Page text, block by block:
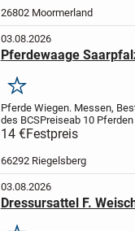
gerne nochmal genau
Stabile Ausführung. Nicht
26802 Moormerland
03.08.2026
Pferdewaage
Merken
Pferde Wiegen. Messen,
des BCSPreiseab 10
Pferd3 bis 9 Pferde 17,00 €
2 Pferde 20,00 € pro Pferd
14 €Festpreis
66292 Riegelsberg
03.08.2026
Dressursattel F.